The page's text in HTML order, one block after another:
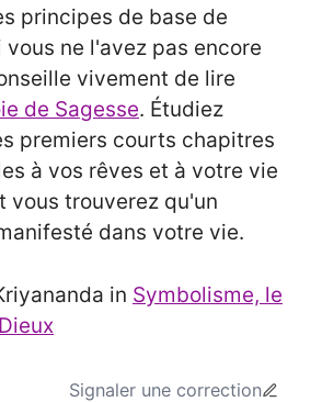
principes de base de
ne l'avez pas encore
vivement de lire
de Sagesse. Étudiez
premiers courts chapitres
à vos rêves et à votre vie
vous trouverez qu'un
dans votre vie.
in Symbolisme, le
Signaler une correction